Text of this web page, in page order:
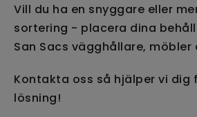
Vill du ha en snyggare eller
sortering - placera dina
San Sacs vägghållare, möbler
Kontakta oss så hjälper vi dig
lösning!